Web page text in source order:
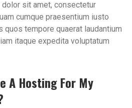
sit amet, consectetur
cumque praesentium iusto
quos tempore quaerat laudantium
itaque expedita voluptatum
A Hosting For My